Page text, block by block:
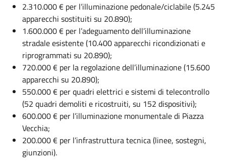
2.310.000 € per l’illuminazione pedonale/ciclabile (5.245
apparecchi sostituiti su 20.890);
1.600.000 € per l’adeguamento dell’illuminazione
stradale esistente (10.400 apparecchi ricondizionati e
riprogrammati su 20.890);
720.000 € per la regolazione dell’illuminazione (15.600
apparecchi su 20.890);
550.000 € per quadri elettrici e sistemi di telecontrollo
(52 quadri demoliti e ricostruiti, su 152 dispositivi);
600.000 € per l’illuminazione monumentale di Piazza
Vecchia;
200.000 € per l’infrastruttura tecnica (linee, sostegni,
giunzioni).